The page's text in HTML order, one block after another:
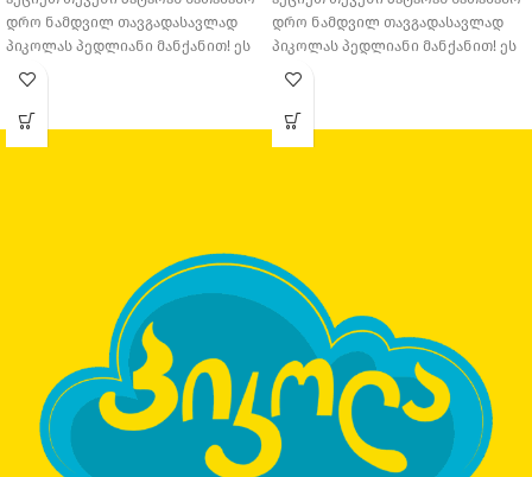
დრო ნამდვილ თავგადასავლად
პიკოლას პედლიანი მანქანით! ეს
ფერადი და გამძლე სათამაშო
დრო ნამდვილ თავგადასავლად
პიკოლას პედლიანი მანქანით! ეს
ფერადი და გამძლე სათამაშო